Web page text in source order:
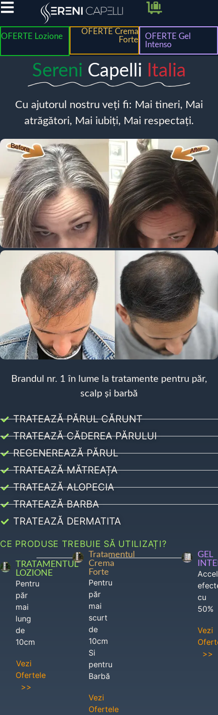
OFERTE Lozione
OFERTE Crema
Forte
OFERTE Gel
Intenso
Sereni Capelli Italia
Cu ajutorul nostru veți fi: Mai tineri, Mai
atrăgători, Mai iubiți, Mai respectați.
Brandul nr. 1 în lume la tratamente pentru păr,
scalp și barbă
TRATEAZĂ PĂRUL CĂRUNT
TRATEAZĂ CĂDEREA PĂRULUI
REGENEREAZĂ PĂRUL
TRATEAZĂ MĂTREAȚA
TRATEAZĂ ALOPECIA
TRATEAZĂ BARBA
TRATEAZĂ DERMATITA
CE PRODUSE TREBUIE SĂ UTILIZAȚI?
TRATAMENTUL
LOZIONE
Pentru
păr
mai
lung
de
10cm
Vezi
Ofertele
>>
Tratamentul
Crema
Forte
Pentru
păr
mai
scurt
de
10cm
Si
pentru
Barbă
Vezi
Ofertele
GEL
cu
50%
Vezi
>>